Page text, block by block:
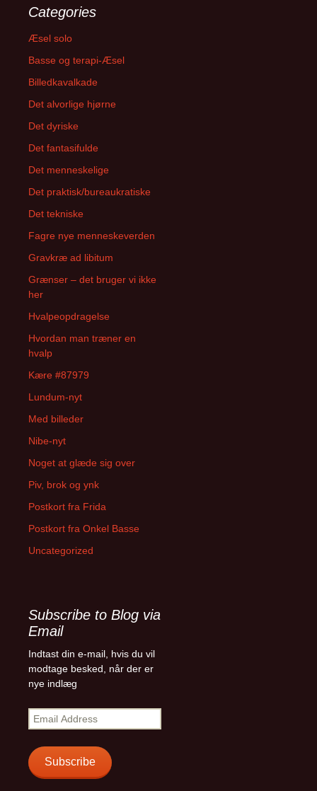
Categories
Æsel solo
Basse og terapi-Æsel
Billedkavalkade
Det alvorlige hjørne
Det dyriske
Det fantasifulde
Det menneskelige
Det praktisk/bureaukratiske
Det tekniske
Fagre nye menneskeverden
Gravkræ ad libitum
Grænser – det bruger vi ikke
her
Hvalpeopdragelse
Hvordan man træner en
hvalp
Kære #87979
Lundum-nyt
Med billeder
Nibe-nyt
Noget at glæde sig over
Piv, brok og ynk
Postkort fra Frida
Postkort fra Onkel Basse
Uncategorized
Subscribe to Blog via
Email
Indtast din e-mail, hvis du vil
modtage besked, når der er
nye indlæg
E
m
i
Subscribe